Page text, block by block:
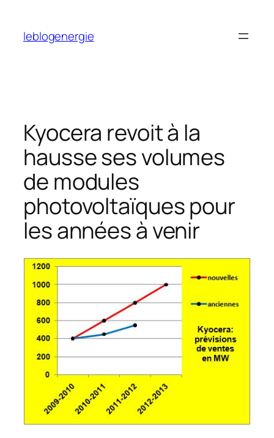
contenu
leblogenergie
Kyocera revoit à la
hausse ses volumes
de modules
photovoltaïques pour
les années à venir